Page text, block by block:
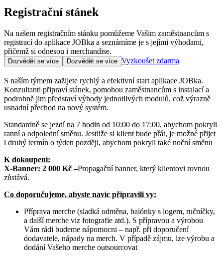
Registrační stánek
Na našem registračním stánku pomůžeme Vašim zaměstnancům s
registrací do aplikace JOBka a seznámíme je s jejími výhodami,
přičemž si odnesou i merchandise.
Dozvědět se více Dozvědět se více Vyzkoušet zdarma
S naším týmem zažijete rychlý a efektivní start aplikace JOBka.
Konzultanti připraví stánek, pomohou zaměstnancům s instalací a
podrobně jim představí výhody jednotlivých modulů, což výrazně
usnadní přechod na nový systém.
Standardně se jezdí na 7 hodin od 10:00 do 17:00, abychom pokryli
ranní a odpolední směnu. Jestliže si klient bude přát, je možné přijet
i druhý termín o týden později, abychom pokryli také noční směnu
K dokoupení:
X-Banner: 2 000 Kč –Propagační banner, který klientovi rovnou
zůstává.
Co doporučujeme, abyste navíc připravili vy:
Příprava merche (sladká odměna, balónky s logem, ručníčky,
a další merche viz fotografie atd.). S přípravou a výrobou
Vám rádi budeme nápomocni – např. při doporučení
dodavatele, nápady na merch. V případě zájmu, lze výrobu a
dodání Vašeho merche outsourcovat